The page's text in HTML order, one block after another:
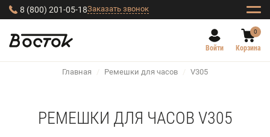
8 (800) 201-05-18Заказать звонок
Войти
0
Корзина
Главная / Ремешки для часов / V305
РЕМЕШКИ ДЛЯ ЧАСОВ V305